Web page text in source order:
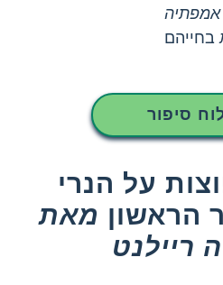
אמפתיה
סיפור
על הנרי
הראשון מאת
ריילנט